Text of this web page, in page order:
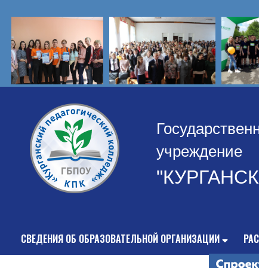
учреждение
СВЕДЕНИЯ ОБ ОБРАЗОВАТЕЛЬНОЙ ОРГАНИЗАЦИИ